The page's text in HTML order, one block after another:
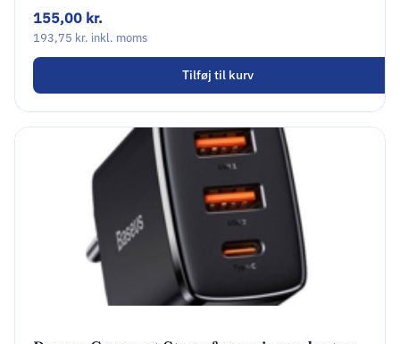
155,00 kr.
193,75 kr. inkl. moms
Tilføj til kurv